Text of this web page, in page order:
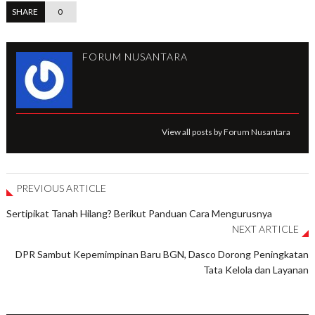
SHARE 0
FORUM NUSANTARA
View all posts by Forum Nusantara
PREVIOUS ARTICLE
Sertipikat Tanah Hilang? Berikut Panduan Cara Mengurusnya
NEXT ARTICLE
DPR Sambut Kepemimpinan Baru BGN, Dasco Dorong Peningkatan
Tata Kelola dan Layanan